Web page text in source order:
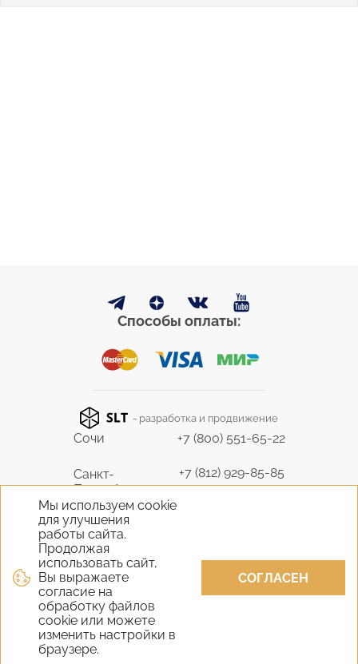
Мы используем cookie
для улучшения
работы сайта.
Продолжая
использовать сайт,
Вы выражаете
согласие на
обработку файлов
cookie или можете
изменить настройки в
браузере.
СОГЛАСЕН
Способы оплаты:
- разработка и продвижение
Сочи +7 (800) 551-65-22
Санкт-
Петербург
+7 (812) 929-85-85
9298585@bk.ru
Москва
Крым
+7 (978) 824-31-10
vernisage-c@mail.ru
Екатеринбург